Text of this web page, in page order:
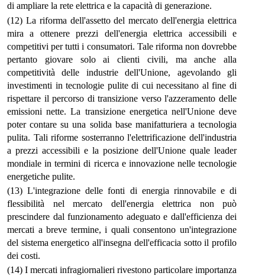
di ampliare la rete elettrica e la capacità di generazione.
(12) La riforma dell'assetto del mercato dell'energia elettrica
mira a ottenere prezzi dell'energia elettrica accessibili e
competitivi per tutti i consumatori. Tale riforma non dovrebbe
pertanto giovare solo ai clienti civili, ma anche alla
competitività delle industrie dell'Unione, agevolando gli
investimenti in tecnologie pulite di cui necessitano al fine di
rispettare il percorso di transizione verso l'azzeramento delle
emissioni nette. La transizione energetica nell'Unione deve
poter contare su una solida base manifatturiera a tecnologia
pulita. Tali riforme sosterranno l'elettrificazione dell'industria
a prezzi accessibili e la posizione dell'Unione quale leader
mondiale in termini di ricerca e innovazione nelle tecnologie
energetiche pulite.
(13) L'integrazione delle fonti di energia rinnovabile e di
flessibilità nel mercato dell'energia elettrica non può
prescindere dal funzionamento adeguato e dall'efficienza dei
mercati a breve termine, i quali consentono un'integrazione
del sistema energetico all'insegna dell'efficacia sotto il profilo
dei costi.
(14) I mercati infragiornalieri rivestono particolare importanza